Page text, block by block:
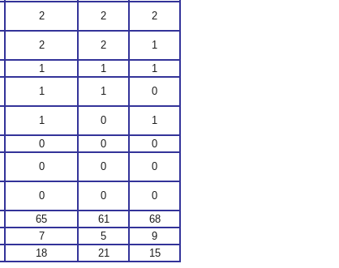
2 2
2
2 2
1
1 1
1
1 1
0
1 0
1
0 0
0
0 0
0
0 0
0
65 61
68
7 5
9
18 21 15